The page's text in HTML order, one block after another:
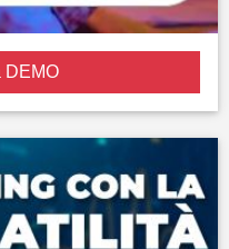
DEMO